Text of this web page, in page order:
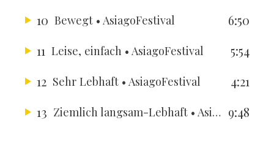
10 Bewegt • AsiagoFestival
6:50
11 Leise, einfach • AsiagoFestival
5:54
12 Sehr Lebhaft • AsiagoFestival
4:21
13 Ziemlich langsam-Lebhaft • AsiagoFestival 9:48